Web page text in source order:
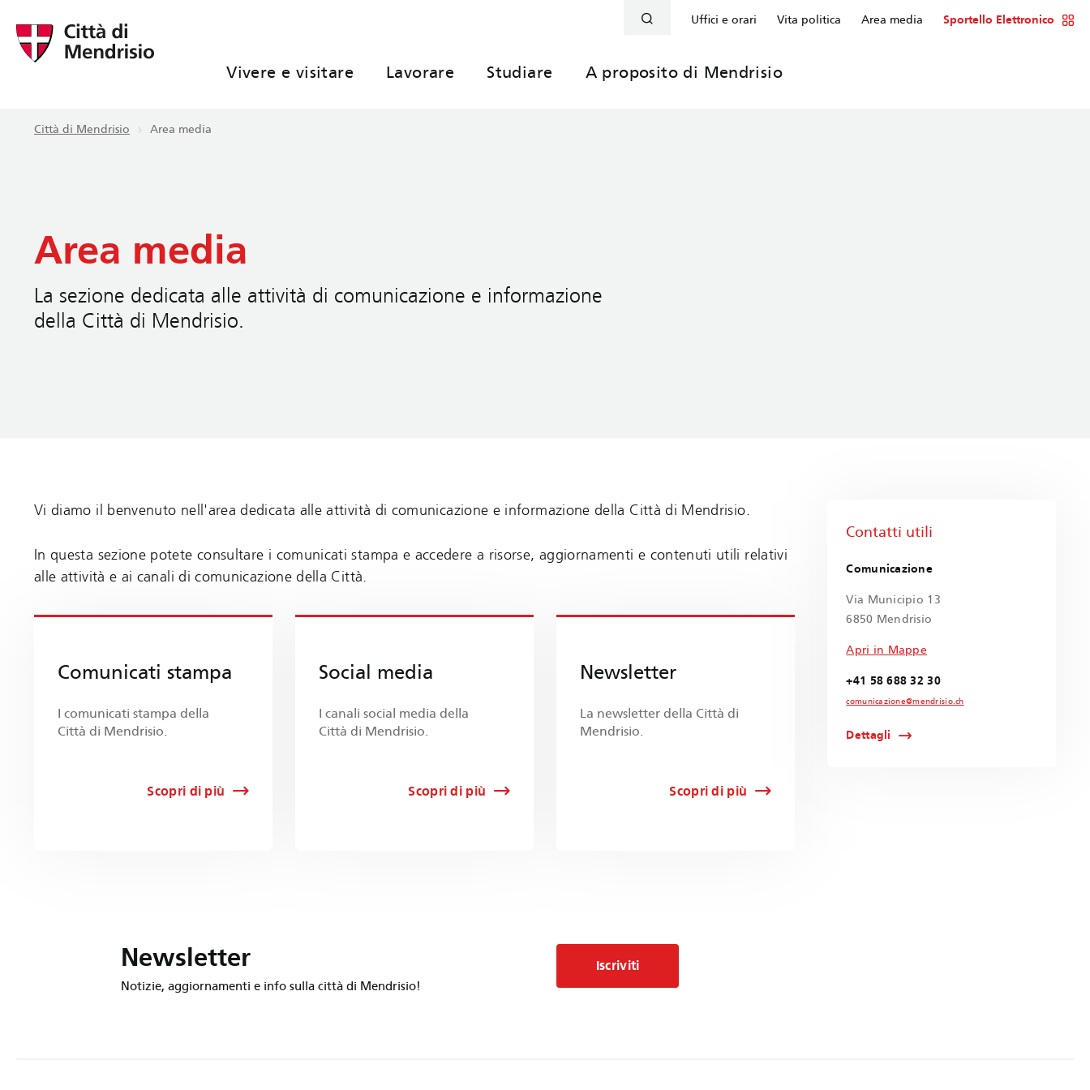
Uffici e orari Vita politica Area media Sportello Elettronico
Vivere e visitare Lavorare Studiare A proposito di Mendrisio
Città di Mendrisio Area media
Area media
La sezione dedicata alle attività di comunicazione e informazione
della Città di Mendrisio.
Vi diamo il benvenuto nell'area dedicata alle attività di comunicazione e informazione della Città di Mendrisio.
In questa sezione potete consultare i comunicati stampa e accedere a risorse, aggiornamenti e contenuti utili relativi
alle attività e ai canali di comunicazione della Città.
Comunicati stampa
I comunicati stampa della
Città di Mendrisio.
Scopri di più
Social media
I canali social media della
Città di Mendrisio.
Scopri di più
Newsletter
La newsletter della Città di
Mendrisio.
Scopri di più
Contatti utili
Comunicazione
Via Municipio 13
6850 Mendrisio
Apri in Mappe
+41 58 688 32 30
comunicazione@mendrisio.ch
Dettagli
Newsletter
Notizie, aggiornamenti e info sulla città di Mendrisio!
Iscriviti